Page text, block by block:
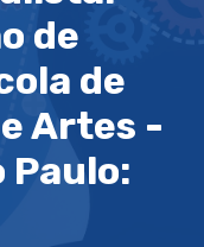
de
de
Artes -
Paulo: